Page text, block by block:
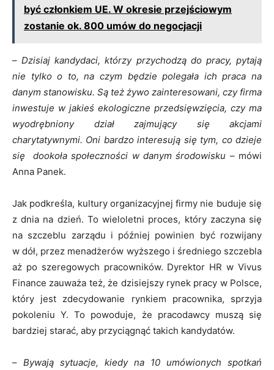
być członkiem UE. W okresie przejściowym
zostanie ok. 800 umów do negocjacji
– Dzisiaj kandydaci, którzy przychodzą do pracy, pytają
nie tylko o to, na czym będzie polegała ich praca na
danym stanowisku. Są też żywo zainteresowani, czy firma
inwestuje w jakieś ekologiczne przedsięwzięcia, czy ma
wyodrębniony dział zajmujący się akcjami
charytatywnymi. Oni bardzo interesują się tym, co dzieje
się dookoła społeczności w danym środowisku – mówi
Anna Panek.
Jak podkreśla, kultury organizacyjnej firmy nie buduje się
z dnia na dzień. To wieloletni proces, który zaczyna się
na szczeblu zarządu i później powinien być rozwijany
w dół, przez menadżerów wyższego i średniego szczebla
aż po szeregowych pracowników. Dyrektor HR w Vivus
Finance zauważa też, że dzisiejszy rynek pracy w Polsce,
który jest zdecydowanie rynkiem pracownika, sprzyja
pokoleniu Y. To powoduje, że pracodawcy muszą się
bardziej starać, aby przyciągnąć takich kandydatów.
– Bywają sytuacje, kiedy na 10 umówionych spotkań